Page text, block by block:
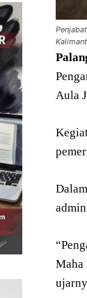
Aula
Maha